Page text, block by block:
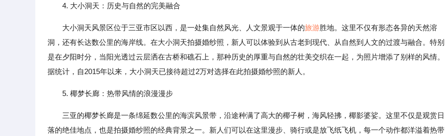
4. 大小洞天：历史与自然的完美融合
大小洞天风景区位于三亚市区以西，是一处集自然风光、人文景观于一体的旅游胜地。这里不仅有形态各异的天然溶
洞，还有长达数公里的海岸线。在大小洞天拍摄婚纱照，新人可以体验到从古老到现代、从自然到人文的过渡与融合。特别
是在夕阳时分，当阳光透过云层洒在古桥和礁石上，那种历史的厚重与自然的壮美交织在一起，为照片增添了别样的风情。
据统计，自2015年以来，大小洞天已接待超过2万对选择在此拍摄婚纱照的新人。
5. 椰梦长廊：热带风情的浪漫漫步
三亚的椰梦长廊是一条绵延数公里的海滨风景带，沿途种满了高大的椰子树，海风轻拂，椰影婆娑。这里不仅是观赏日
落的绝佳地点，也是拍摄婚纱照的经典背景之一。新人们可以在这里漫步、骑行或是放飞纸飞机，每一个动作都洋溢着热带